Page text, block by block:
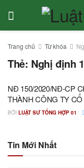
Trang chủ Từ khóa
Thẻ: Nghị định
NĐ 150/2020/NĐ-CP
THÀNH CÔNG TY
BỞI LUẬT SƯ TỔNG HỢP 01
Tin Mới Nhất